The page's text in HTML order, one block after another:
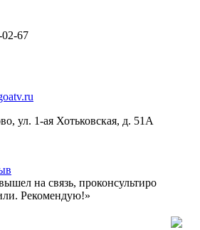
67
ул. 1-ая Хотьковская, д. 51А
на связь, проконсультиро
Рекомендую!»